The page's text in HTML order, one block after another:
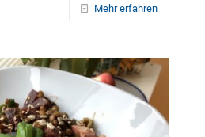
Mehr erfahren